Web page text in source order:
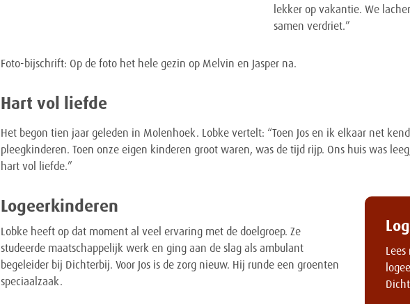
lekker op vakantie. We
samen verdriet.”
Foto-bijschrift: Op de foto het hele gezin op Melvin en Jasper na.
Hart vol liefde
Het begon tien jaar geleden in Molenhoek. Lobke vertelt: “Toen Jos en ik elkaar net
pleegkinderen. Toen onze eigen kinderen groot waren, was de tijd rijp. Ons huis was
hart vol liefde.”
Logeerkinderen
Lobke heeft op dat moment al veel ervaring met de doelgroep. Ze
studeerde maatschappelijk werk en ging aan de slag als ambulant
begeleider bij Dichterbij. Voor Jos is de zorg nieuw. Hij runde een groenten
speciaalzaak.